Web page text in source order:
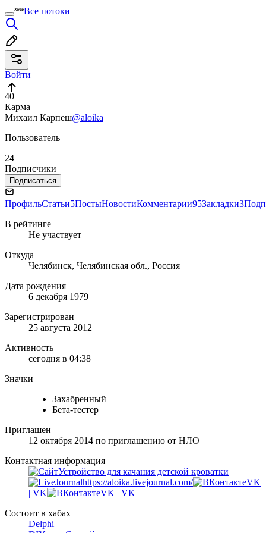
Все потоки
Войти
40
Карма
Михаил Карпеш@aloika
Пользователь
24
Подписчики
Подписаться
ПрофильСтатьи5ПостыНовостиКомментарии95Закладки3
В рейтинге
Не участвует
Откуда
Челябинск, Челябинская обл., Россия
Дата рождения
6 декабря 1979
Зарегистрирован
25 августа 2012
Активность
сегодня в 04:38
Значки
Захабренный
Бета-тестер
Приглашен
12 октября 2014 по приглашению от НЛО
Контактная информация
Устройство для качания детской кроватки
https://aloika.livejournal.com/
VK
| VK
VK | VK
Состоит в хабах
Delphi